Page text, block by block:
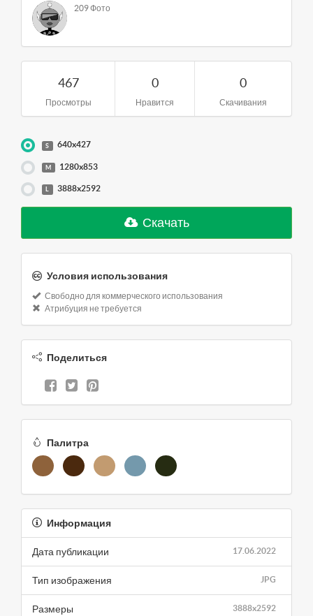
209 Фото
467
Просмотры
0
Нравится
0
Скачивания
S 640x427
M 1280x853
L 3888x2592
Скачать
Условия использования
Свободно для коммерческого использования
Атрибуция не требуется
Поделиться
Палитра
Информация
17.06.2022
Дата публикации
JPG
Тип изображения
3888x2592
Размеры